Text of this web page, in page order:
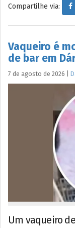
Compartilhe via:
Vaqueiro é
de bar em
7 de agosto de 2026
Um vaqueiro